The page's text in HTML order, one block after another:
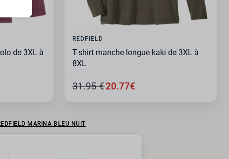
de 3XL à
REDFIELD
T-shirt manche longue kaki de 3XL à
8XL
31.95 €20.77€
MARINA BLEU NUIT